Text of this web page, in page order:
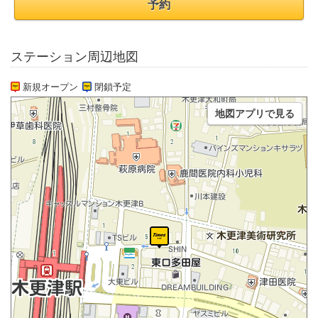
予約
ステーション周辺地図
新規オープン 閉鎖予定
地図アプリで見る